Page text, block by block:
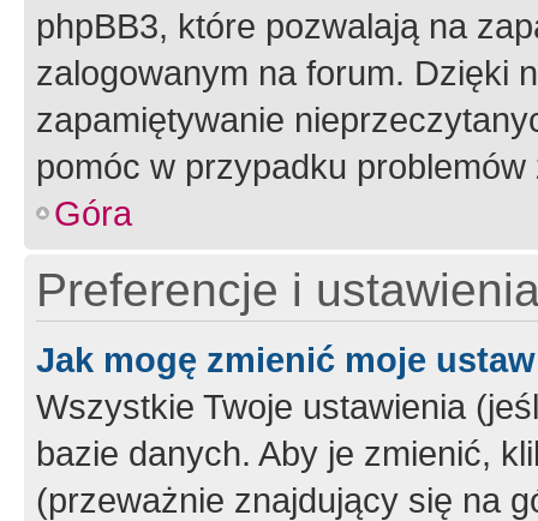
phpBB3, które pozwalają na
zalogowanym na forum. Dzięki
zapamiętywanie
pomóc w przypadku
Góra
Preferencje i
Jak mogę zmienić moje
Wszystkie Twoje ustawienia
bazie danych. Aby je zmienić,
(przeważnie znajdujący się na